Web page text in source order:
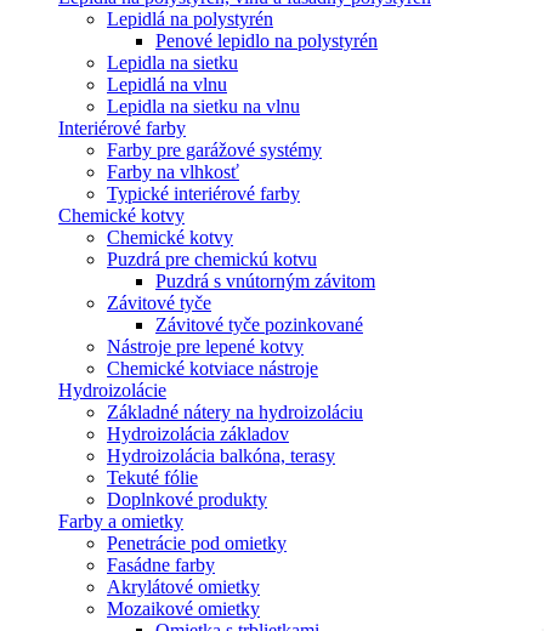
Lepidlá na polystyrén
Penové lepidlo na polystyrén
Lepidla na sietku
Lepidlá na vlnu
Lepidla na sietku na vlnu
Interiérové farby
Farby pre garážové systémy
Farby na vlhkosť
Typické interiérové farby
Chemické kotvy
Chemické kotvy
Puzdrá pre chemickú kotvu
Puzdrá s vnútorným závitom
Závitové tyče
Závitové tyče pozinkované
Nástroje pre lepené kotvy
Chemické kotviace nástroje
Hydroizolácie
Základné nátery na hydroizoláciu
Hydroizolácia základov
Hydroizolácia balkóna, terasy
Tekuté fólie
Doplnkové produkty
Farby a omietky
Penetrácie pod omietky
Fasádne farby
Akrylátové omietky
Mozaikové omietky